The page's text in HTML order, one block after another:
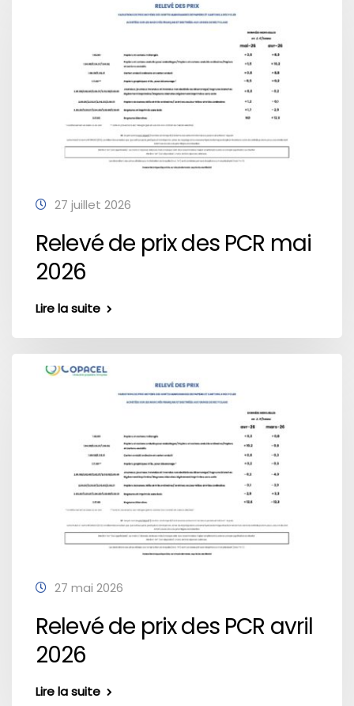
27 juillet 2026
Relevé de prix des PCR mai
2026
Lire la suite
27 mai 2026
Relevé de prix des PCR avril
2026
Lire la suite